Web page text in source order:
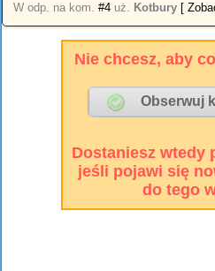
W odp. na kom. #4 uż. Kotbury [
Nie chcesz, aby
Dostaniesz wtedy
jeśli pojawi się
do tego